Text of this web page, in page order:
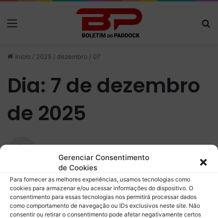
Gerenciar Consentimento
de Cookies
Para fornecer as melhores experiências, usamos tecnologias como
cookies para armazenar e/ou acessar informações do dispositivo. O
consentimento para essas tecnologias nos permitirá processar dados
como comportamento de navegação ou IDs exclusivos neste site. Não
consentir ou retirar o consentimento pode afetar negativamente certos
Início / 2025 / dezembro / 07
Dia: 7 de dezembro
de 2025
dez
7 dezembro